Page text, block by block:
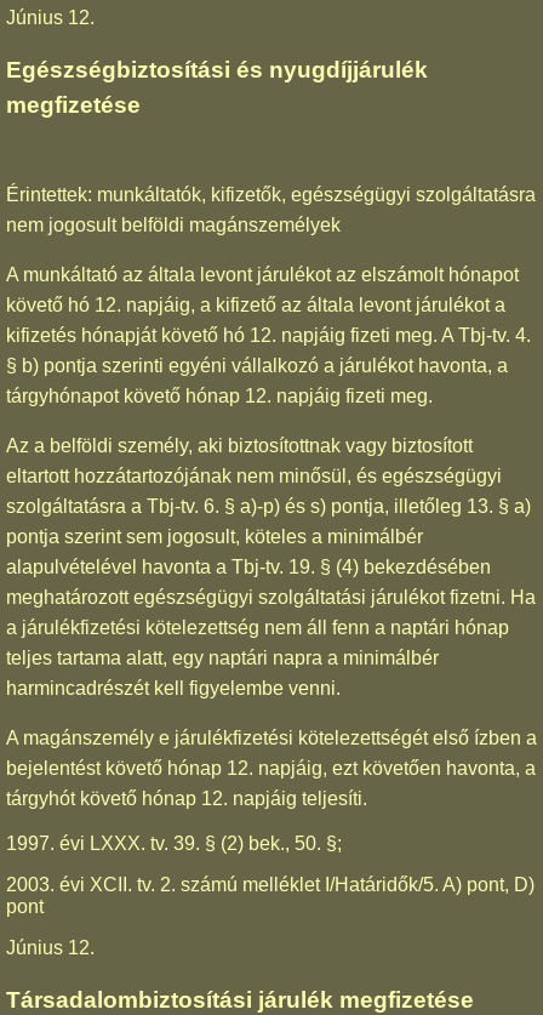
Június 12.
Egészségbiztosítási és nyugdíjjárulék
megfizetése
Érintettek: munkáltatók, kifizetők, egészségügyi szolgáltatásra
nem jogosult belföldi magánszemélyek
A munkáltató az általa levont járulékot az elszámolt hónapot
követő hó 12. napjáig, a kifizető az általa levont járulékot a
kifizetés hónapját követő hó 12. napjáig fizeti meg. A Tbj-tv. 4.
§ b) pontja szerinti egyéni vállalkozó a járulékot havonta, a
tárgyhónapot követő hónap 12. napjáig fizeti meg.
Az a belföldi személy, aki biztosítottnak vagy biztosított
eltartott hozzátartozójának nem minősül, és egészségügyi
szolgáltatásra a Tbj-tv. 6. § a)-p) és s) pontja, illetőleg 13. § a)
pontja szerint sem jogosult, köteles a minimálbér
alapulvételével havonta a Tbj-tv. 19. § (4) bekezdésében
meghatározott egészségügyi szolgáltatási járulékot fizetni. Ha
a járulékfizetési kötelezettség nem áll fenn a naptári hónap
teljes tartama alatt, egy naptári napra a minimálbér
harmincadrészét kell figyelembe venni.
A magánszemély e járulékfizetési kötelezettségét első ízben a
bejelentést követő hónap 12. napjáig, ezt követően havonta, a
tárgyhót követő hónap 12. napjáig teljesíti.
1997. évi LXXX. tv. 39. § (2) bek., 50. §;
2003. évi XCII. tv. 2. számú melléklet I/Határidők/5. A) pont, D)
pont
Június 12.
Társadalombiztosítási járulék megfizetése